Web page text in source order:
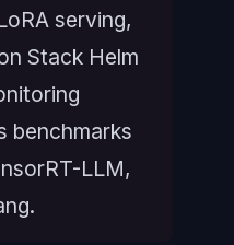
serving,
Stack Helm
benchmarks
LLM,